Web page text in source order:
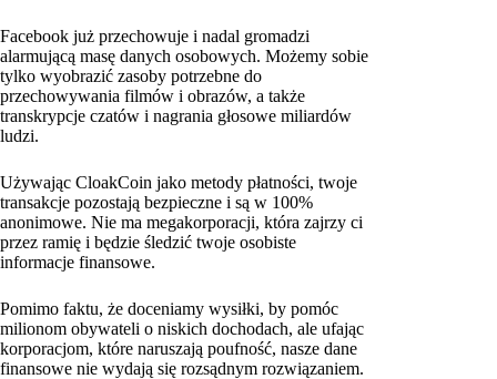
Facebook już przechowuje i nadal gromadzi
alarmującą masę danych osobowych. Możemy sobie
tylko wyobrazić zasoby potrzebne do
przechowywania filmów i obrazów, a także
transkrypcje czatów i nagrania głosowe miliardów
ludzi.
Używając CloakCoin jako metody płatności, twoje
transakcje pozostają bezpieczne i są w 100%
anonimowe. Nie ma megakorporacji, która zajrzy ci
przez ramię i będzie śledzić twoje osobiste
informacje finansowe.
Pomimo faktu, że doceniamy wysiłki, by pomóc
milionom obywateli o niskich dochodach, ale ufając
korporacjom, które naruszają poufność, nasze dane
finansowe nie wydają się rozsądnym rozwiązaniem.